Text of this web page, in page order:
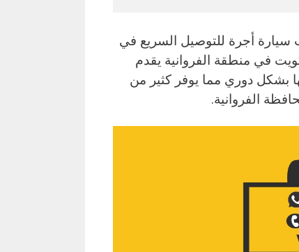
رقم تاكسي 69694241 الرابية طلب سيارة أجرة للتوصيل السريع في
في منطقة الفروانية يقدم
بشكل دوري مما يوفر كثير من
الفروانية.